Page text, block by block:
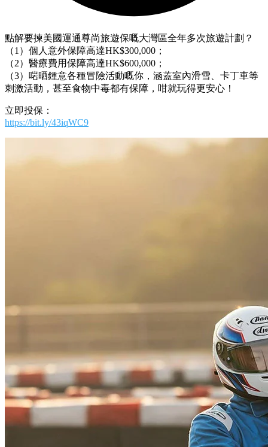
點解要揀美國運通尊尚旅遊保嘅大灣區全年多次旅遊計劃？
（1）個人意外保障高達HK$300,000；
（2）醫療費用保障高達HK$600,000；
（3）啱晒鍾意各種冒險活動嘅你，涵蓋室內滑雪、卡丁車等
刺激活動，甚至食物中毒都有保障，咁就玩得更安心！
立即投保：
https://bit.ly/43iqWC9